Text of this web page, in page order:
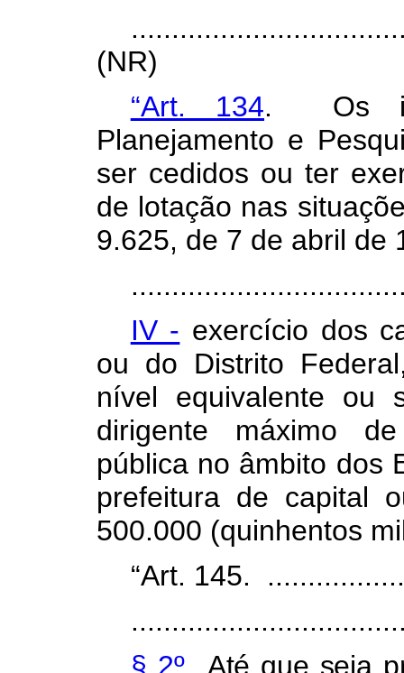
(NR)
“Art. 134. Os
Planejamento e
ser cedidos ou ter
de lotação nas
9.625, de 7 de abril de
IV - exercício dos
ou do Distrito
nível equivalente ou
dirigente máximo
pública no âmbito dos
prefeitura de capital
500.000 (quinhentos
“Art. 145.
§ 2º
Até que seja